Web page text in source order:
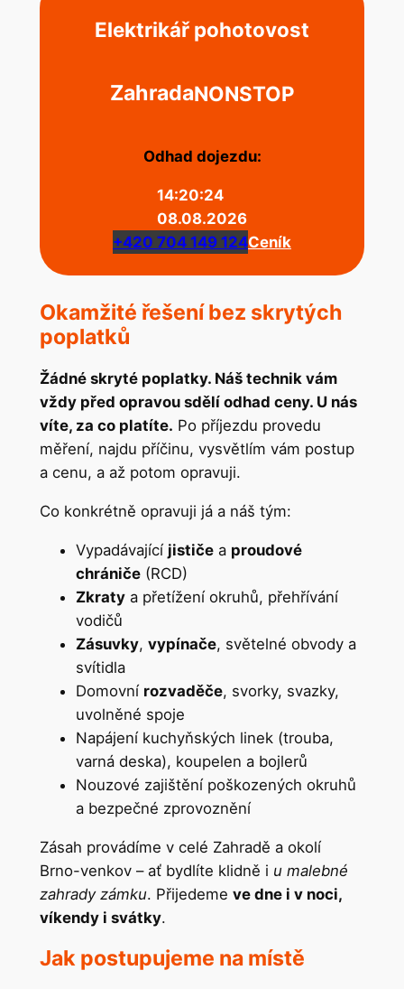
Elektrikář pohotovost
ZahradaNONSTOP
Odhad dojezdu:
14:20:24
08.08.2026
+420 704 149 124Ceník
Okamžité řešení bez skrytých
poplatků
Žádné skryté poplatky. Náš technik vám
vždy před opravou sdělí odhad ceny. U nás
víte, za co platíte. Po příjezdu provedu
měření, najdu příčinu, vysvětlím vám postup
a cenu, a až potom opravuji.
Co konkrétně opravuji já a náš tým:
Vypadávající jističea proudové
chrániče(RCD)
Zkratya přetížení okruhů, přehřívání
vodičů
Zásuvky, vypínače, světelné obvody a
svítidla
Domovní rozvaděče, svorky, svazky,
uvolněné spoje
Napájení kuchyňských linek (trouba,
varná deska), koupelen a bojlerů
Nouzové zajištění poškozených okruhů
a bezpečné zprovoznění
Zásah provádíme v celé Zahradě a okolí
Brno-venkov – ať bydlíte klidně i u malebné
zahrady zámku. Přijedeme ve dne i v noci,
víkendy i svátky.
Jak postupujeme na místě